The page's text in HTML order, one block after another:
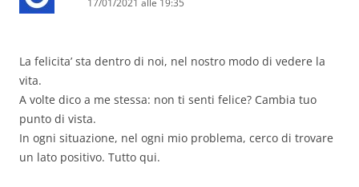
17/01/2021 alle 19:35
La felicita’ sta dentro di noi, nel nostro modo di vedere la
vita.
A volte dico a me stessa: non ti senti felice? Cambia tuo
punto di vista.
In ogni situazione, nel ogni mio problema, cerco di trovare
un lato positivo. Tutto qui.